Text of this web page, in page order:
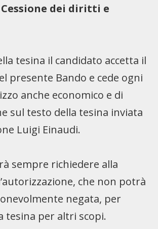
dei diritti e
tesina il candidato accetta il
presente Bando e cede ogni
anche economico e di
sul testo della tesina inviata
Luigi Einaudi.
sempre richiedere alla
che non potrà
negata, per
tesina per altri scopi.